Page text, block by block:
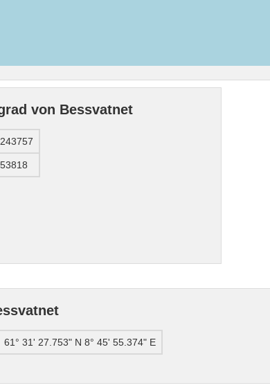
von Bessvatnet
61° 31' 27.753" N 8° 45' 55.374" E